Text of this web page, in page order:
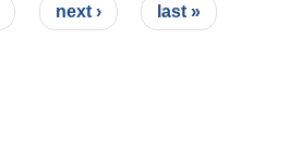
next › last »